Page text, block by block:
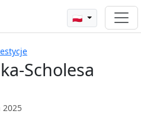
🇵🇱
Scholesa
2025